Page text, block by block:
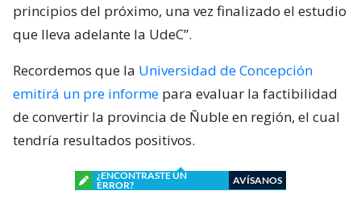
principios del próximo, una vez finalizado el estudio
que lleva adelante la UdeC”.
Recordemos que la Universidad de Concepción
emitirá un pre informe para evaluar la factibilidad
de convertir la provincia de Ñuble en región, el cual
tendría resultados positivos.
¿ENCONTRASTE UN
ERROR?
AVÍSANOS